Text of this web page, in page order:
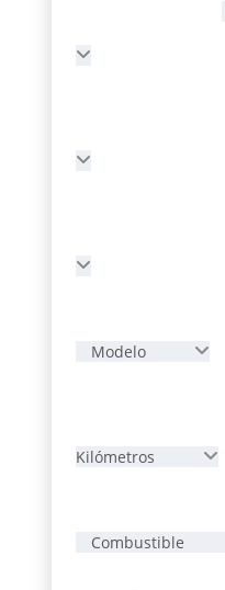
Modelo
Kilómetros
Combustible